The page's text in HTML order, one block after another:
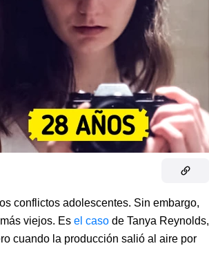
conflictos adolescentes. Sin embargo,
viejos. Es el caso de Tanya Reynolds,
cuando la producción salió al aire por